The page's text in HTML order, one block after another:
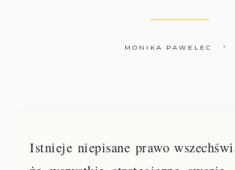
MONIKA PAWELEC
Istnieje niepisane prawo